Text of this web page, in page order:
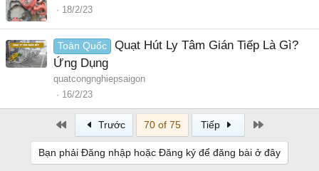
18/2/23
Toàn Quốc
Quạt Hút Ly Tâm Gián Tiếp Là Gì?
Ứng Dụng
quatcongnghiepsaigon
16/2/23
Trước 70 of 75 Tiếp
Bạn phải Đăng nhập hoặc Đăng ký để đăng bài ở đây